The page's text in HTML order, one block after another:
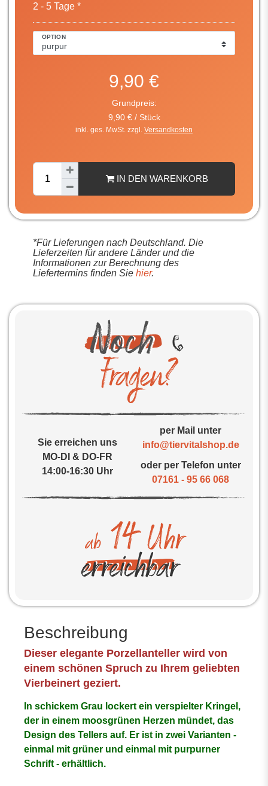
2 - 5 Tage *
OPTION
9,90 €
Grundpreis:
9,90 € / Stück
inkl. ges. MwSt. zzgl. Versandkosten
IN DEN WARENKORB
*Für Lieferungen nach Deutschland. Die
Lieferzeiten für andere Länder und die
Informationen zur Berechnung des
Liefertermins finden Sie hier.
Sie erreichen uns
MO-DI & DO-FR
14:00-16:30 Uhr
per Mail unter
info@tiervitalshop.de
oder per Telefon unter
07161 - 95 66 068
Beschreibung
Dieser elegante Porzellanteller wird von
einem schönen Spruch zu Ihrem geliebten
Vierbeinert geziert.
In schickem Grau lockert ein verspielter Kringel,
der in einem moosgrünen Herzen mündet, das
Design des Tellers auf. Er ist in zwei Varianten -
einmal mit grüner und einmal mit purpurner
Schrift - erhältlich.